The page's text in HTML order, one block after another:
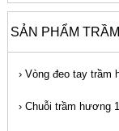
SẢN PHẨM
› Vòng đeo tay trầm
› Chuỗi trầm hương